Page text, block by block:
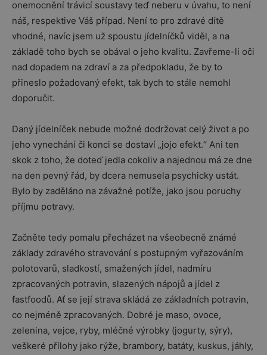
onemocnění trávicí soustavy teď neberu v úvahu, to není
náš, respektive Váš případ. Není to pro zdravé dítě
vhodné, navíc jsem už spoustu jídelníčků viděl, a na
základě toho bych se obával o jeho kvalitu. Zavřeme-li oči
nad dopadem na zdraví a za předpokladu, že by to
přineslo požadovaný efekt, tak bych to stále nemohl
doporučit.
Daný jídelníček nebude možné dodržovat celý život a po
jeho vynechání či konci se dostaví „jojo efekt.“ Ani ten
skok z toho, že doteď jedla cokoliv a najednou má ze dne
na den pevný řád, by dcera nemusela psychicky ustát.
Bylo by zaděláno na závažné potíže, jako jsou poruchy
příjmu potravy.
Začněte tedy pomalu přecházet na všeobecně známé
základy zdravého stravování s postupným vyřazováním
polotovarů, sladkostí, smažených jídel, nadmíru
zpracovaných potravin, slazených nápojů a jídel z
fastfoodů. Ať se její strava skládá ze základních potravin,
co nejméně zpracovaných. Dobré je maso, ovoce,
zelenina, vejce, ryby, mléčné výrobky (jogurty, sýry),
veškeré přílohy jako rýže, brambory, batáty, kuskus, jáhly,